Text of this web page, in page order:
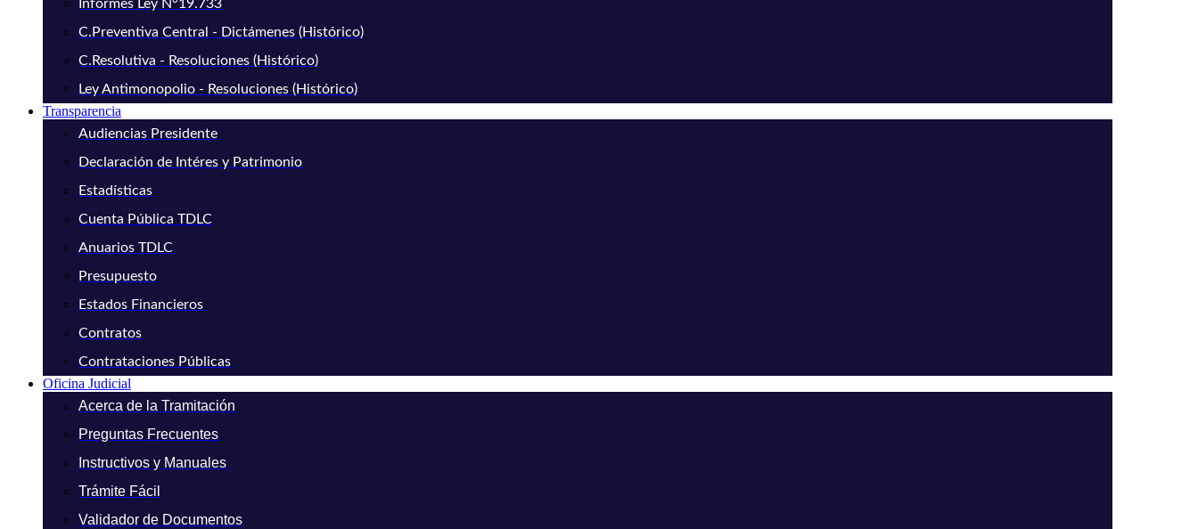
Informes Ley N°19.733
C.Preventiva Central - Dictámenes (Histórico)
C.Resolutiva - Resoluciones (Histórico)
Ley Antimonopolio - Resoluciones (Histórico)
Transparencia
Audiencias Presidente
Declaración de Intéres y Patrimonio
Estadísticas
Cuenta Pública TDLC
Anuarios TDLC
Presupuesto
Estados Financieros
Contratos
Contrataciones Públicas
Oficina Judicial
Acerca de la Tramitación
Preguntas Frecuentes
Instructivos y Manuales
Trámite Fácil
Validador de Documentos